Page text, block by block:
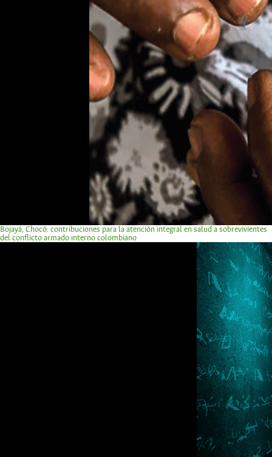
Bojayá, Chocó: contribuciones para la atención integral en salud a sobrevivientes
del conflicto armado interno colombiano